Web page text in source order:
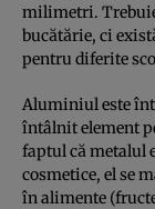
milimetri.
bucătărie, ci
pentru diferite
Aluminiul este
întâlnit element
faptul că metalul
cosmetice, el se
în alimente